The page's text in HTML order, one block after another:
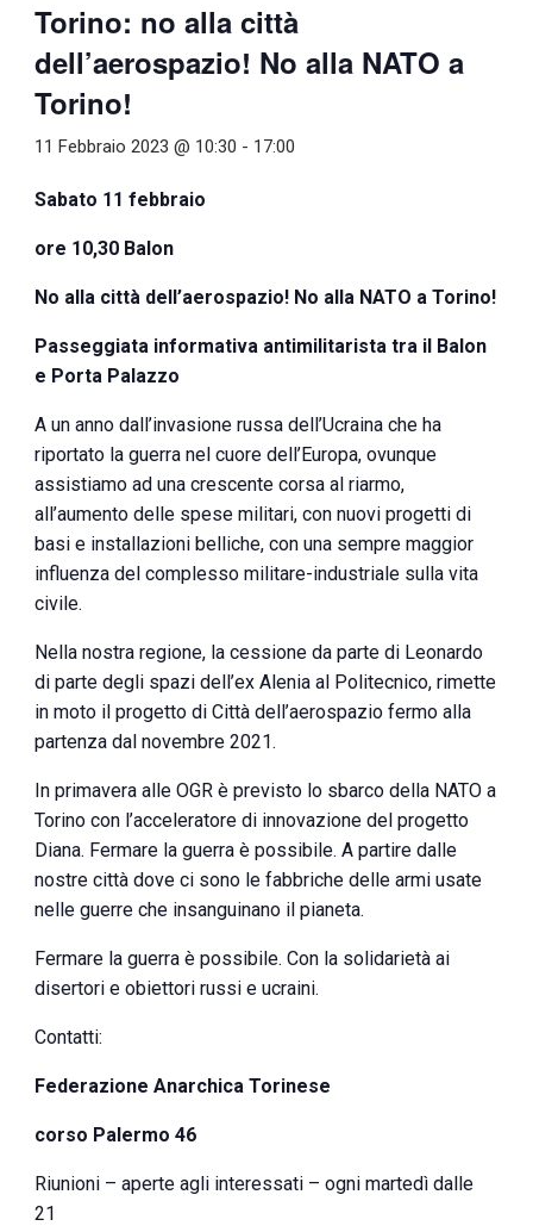
Torino: no alla città
dell’aerospazio! No alla NATO a
Torino!
11 Febbraio 2023 @ 10:30 - 17:00
Sabato 11 febbraio
ore 10,30 Balon
No alla città dell’aerospazio! No alla NATO a Torino!
Passeggiata informativa antimilitarista tra il Balon
e Porta Palazzo
A un anno dall’invasione russa dell’Ucraina che ha
riportato la guerra nel cuore dell’Europa, ovunque
assistiamo ad una crescente corsa al riarmo,
all’aumento delle spese militari, con nuovi progetti di
basi e installazioni belliche, con una sempre maggior
influenza del complesso militare-industriale sulla vita
civile.
Nella nostra regione, la cessione da parte di Leonardo
di parte degli spazi dell’ex Alenia al Politecnico, rimette
in moto il progetto di Città dell’aerospazio fermo alla
partenza dal novembre 2021.
In primavera alle OGR è previsto lo sbarco della NATO a
Torino con l’acceleratore di innovazione del progetto
Diana. Fermare la guerra è possibile. A partire dalle
nostre città dove ci sono le fabbriche delle armi usate
nelle guerre che insanguinano il pianeta.
Fermare la guerra è possibile. Con la solidarietà ai
disertori e obiettori russi e ucraini.
Contatti:
Federazione Anarchica Torinese
corso Palermo 46
Riunioni – aperte agli interessati – ogni martedì dalle
21